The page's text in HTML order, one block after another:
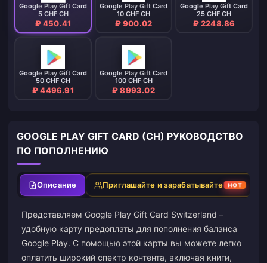
Google Play Gift Card
5 CHF CH
₽ 450.41
Google Play Gift Card
10 CHF CH
₽ 900.02
Google Play Gift Card
25 CHF CH
₽ 2248.86
Google Play Gift Card
50 CHF CH
₽ 4496.91
Google Play Gift Card
100 CHF CH
₽ 8993.02
GOOGLE PLAY GIFT CARD (CH) РУКОВОДСТВО
ПО ПОПОЛНЕНИЮ
Описание Приглашайте и зарабатывайте HOT
Представляем Google Play Gift Card Switzerland –
удобную карту предоплаты для пополнения баланса
Google Play. С помощью этой карты вы можете легко
оплатить широкий спектр контента, включая книги,